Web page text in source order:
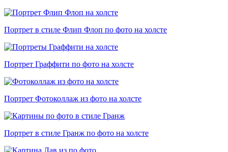
Портрет в стиле Флип Флоп по фото на холсте
Портрет Граффити по фото на холсте
Портрет Фотоколлаж из фото на холсте
Портрет в стиле Гранж по фото на холсте